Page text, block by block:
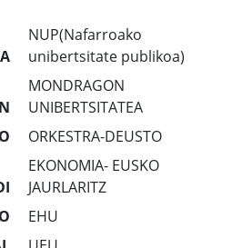
NUP(Nafarroako
unibertsitate publikoa)
MONDRAGON
UNIBERTSITATEA
ORKESTRA-DEUSTO
EKONOMIA- EUSKO
JAURLARITZ
EHU